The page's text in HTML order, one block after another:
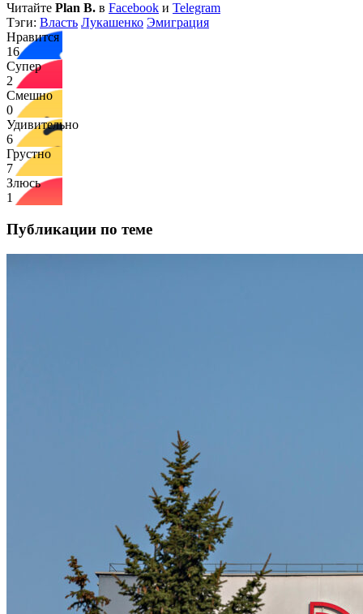
Читайте Plan B. в Facebook и Telegram
Тэги: Власть Лукашенко Эмиграция
Нравится
16
Супер
2
Смешно
0
Удивительно
6
Грустно
7
Злюсь
1
Публикации по теме